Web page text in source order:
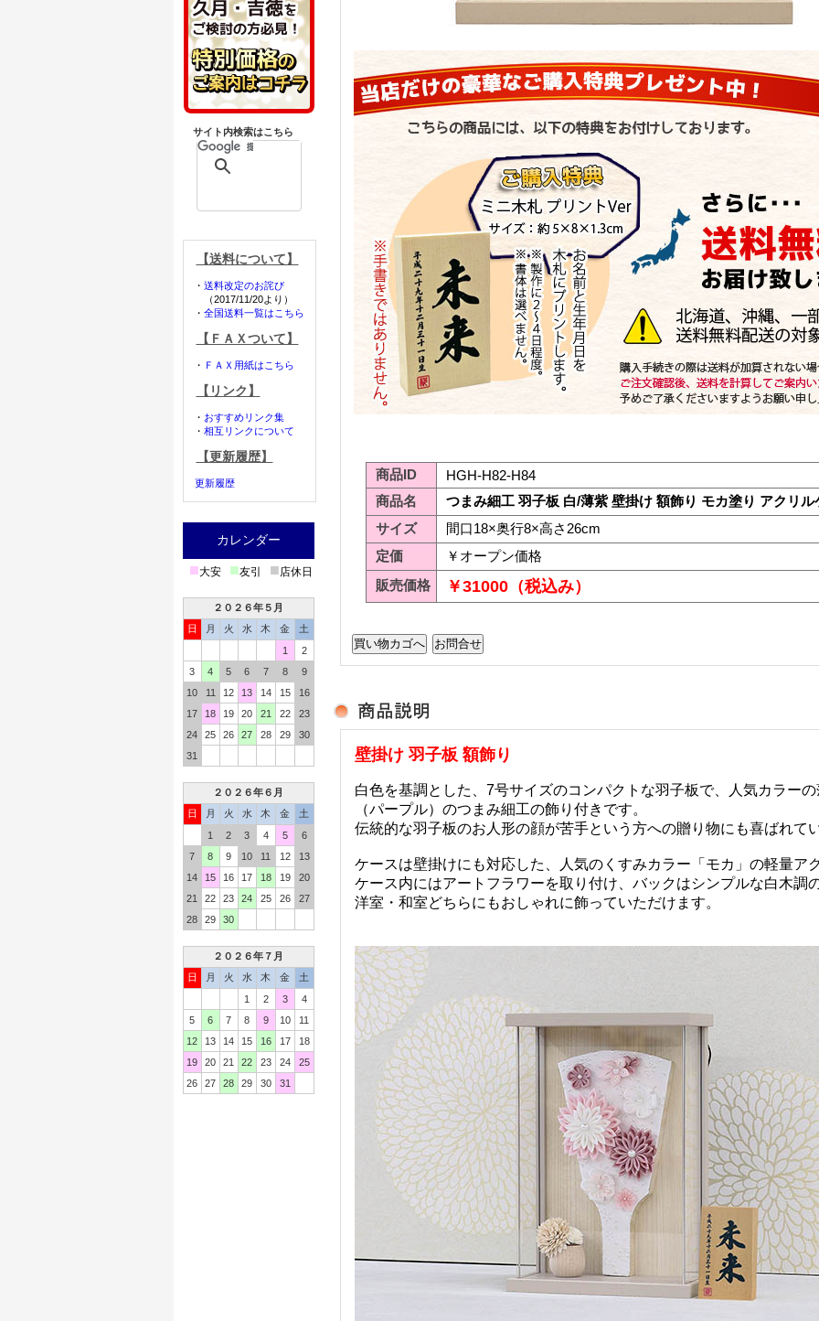
サイト内検索はこちら
【送料について】
・ 送料改定のお詫び
（2017/11/20より）
・ 全国送料一覧はこちら
【ＦＡＸついて】
・ ＦＡＸ用紙はこちら
【リンク】
・ おすすめリンク集
・ 相互リンクについて
【更新履歴】
更新履歴
カレンダー
■大安 ■友引 ■店休日
２０２６年５月
日
月 火 水 木 金
土
1
2
3
4 5 6 7 8
9
10
11 12 13 14 15
16
17
18 19 20 21 22
23
24
25 26 27 28 29
30
31
２０２６年６月
日
月 火 水 木 金
土
1
2 3 4 5
6
7
8 9 10 11 12
13
14
15 16 17 18 19
20
21
22 23 24 25 26
27
28
29 30
２０２６年７月
日
月 火 水 木 金
土
1
2 3
4
5
6 7 8 9 10
11
12
13 14 15 16 17
18
19
20 21 22 23 24
25
26
27 28 29 30 31
商品ID
HGH-H82-H84
商品名
つまみ細工 羽子板 白/薄紫 壁掛け 額飾り モカ塗り アクリル
サイズ
間口18×奥行8×高さ26cm
定価
￥オープン価格
販売価格
￥31000（税込み）
壁掛け 羽子板 額飾り
白色を基調とした、7号サイズのコンパクトな羽子板で、人気カラー
（パープル）のつまみ細工の飾り付きです。
伝統的な羽子板のお人形の顔が苦手という方への贈り物にも喜ばれて
ケースは壁掛けにも対応した、人気のくすみカラー「モカ」の軽量ア
ケース内にはアートフラワーを取り付け、バックはシンプルな白木調
洋室・和室どちらにもおしゃれに飾っていただけます。